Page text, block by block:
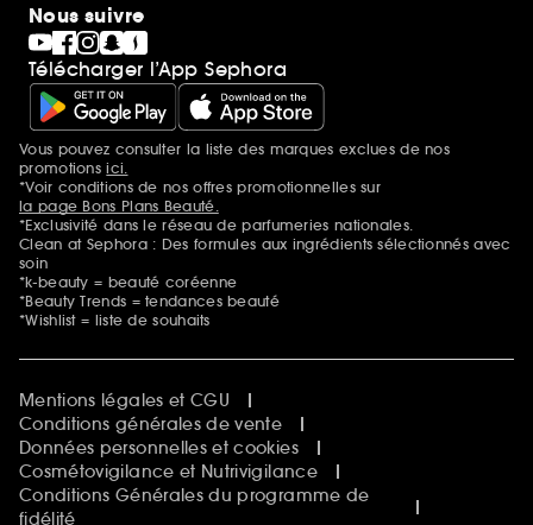
Nous suivre
Télécharger l’App Sephora
Mentions additionnelles
Vous pouvez consulter la liste des marques exclues de nos
promotionsici.
*Voir conditions de nos offres promotionnelles sur
la page Bons Plans Beauté.
*Exclusivité dans le réseau de parfumeries nationales.
Clean at Sephora : Des formules aux ingrédients sélectionnés avec
soin
*k-beauty = beauté coréenne
*Beauty Trends = tendances beauté
*Wishlist = liste de souhaits
Mentions légales et CGU
Conditions générales de vente
Données personnelles et cookies
Cosmétovigilance et Nutrivigilance
Conditions Générales du programme de
fidélité